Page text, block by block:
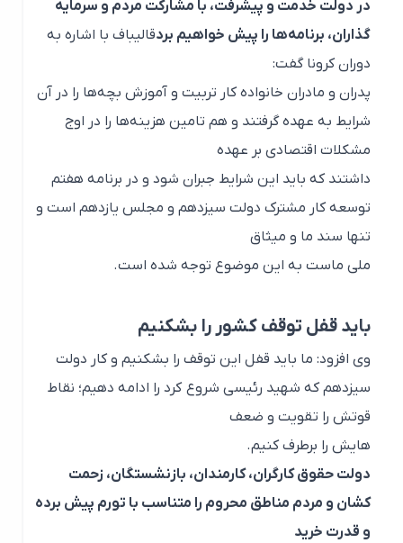
در دولت خدمت و پیشرفت، با مشارکت مردم و سرمایه
گذاران، برنامه‌ها را پیش خواهیم بردقالیباف با اشاره به
دوران کرونا گفت:
پدران و مادران خانواده کار تربیت و آموزش بچه‌‎ها را در آن
شرایط به عهده گرفتند و هم تامین هزینه‌ها را در اوج
مشکلات اقتصادی بر عهده
داشتند که باید این شرایط جبران شود و در برنامه هفتم
توسعه کار مشترک دولت سیزدهم و مجلس یازدهم است و
تنها سند ما و میثاق
ملی ماست به این موضوع توجه شده است.
باید قفل توقف کشور را بشکنیم
وی افزود: ما باید قفل این توقف را بشکنیم و کار دولت
سیزدهم که شهید رئیسی شروع کرد را ادامه دهیم؛ نقاط
قوتش را تقویت و ضعف
هایش را برطرف کنیم.
دولت حقوق کارگران، کارمندان، بازنشستگان، زحمت
کشان و مردم مناطق محروم را متناسب با تورم پیش برده
و قدرت خرید